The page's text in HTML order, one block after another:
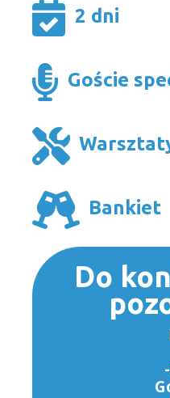
2 dni
Goście
Bankiet
Do